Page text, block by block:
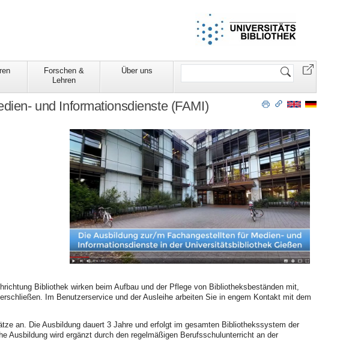
Forschen &
Lehren
Über uns
Website
und Informationsdienste (FAMI)
Bibliothek wirken beim Aufbau und der Pflege von Bibliotheksbeständen mit,
Im Benutzerservice und der Ausleihe arbeiten Sie in engem Kontakt mit dem
an. Die Ausbildung dauert 3 Jahre und erfolgt im gesamten Bibliothekssystem der
Ausbildung wird ergänzt durch den regelmäßigen Berufsschulunterricht an der